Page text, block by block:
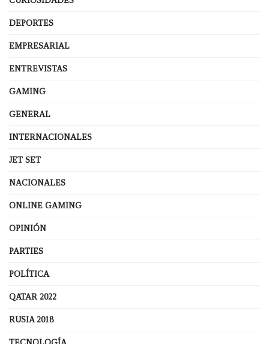
DEPORTES
EMPRESARIAL
ENTREVISTAS
GAMING
GENERAL
INTERNACIONALES
JET SET
NACIONALES
ONLINE GAMING
OPINIÓN
PARTIES
POLÍTICA
QATAR 2022
RUSIA 2018